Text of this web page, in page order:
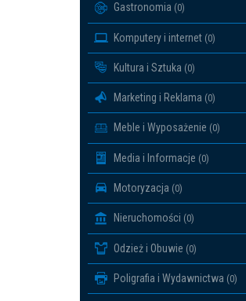
Gastronomia (0)
Komputery i internet (0)
Kultura i Sztuka (0)
Marketing i Reklama (0)
Meble i Wyposażenie (0)
Media i Informacje (0)
Motoryzacja (0)
Nieruchomości (0)
Odzież i Obuwie (0)
Poligrafia i Wydawnictwa (0)